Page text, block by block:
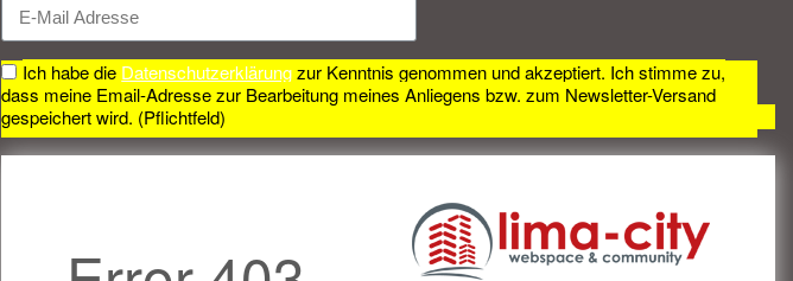
Ich habe die Datenschutzerklärungzur Kenntnis genommen und akzeptiert. Ich stimme zu,
dass meine Email-Adresse zur Bearbeitung meines Anliegens bzw. zum Newsletter-Versand
gespeichert wird. (Pflichtfeld)